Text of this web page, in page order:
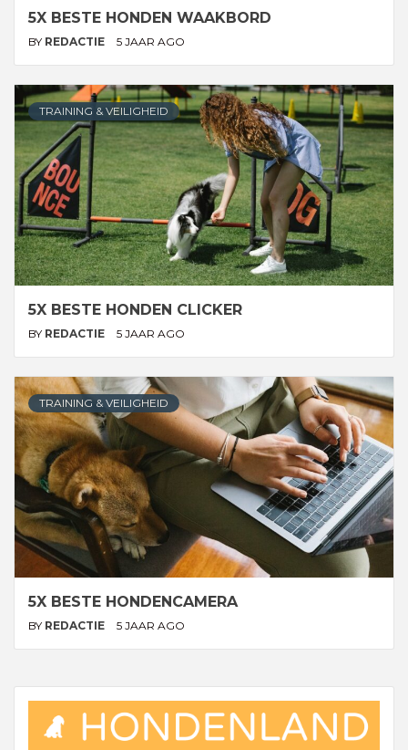
5X BESTE HONDEN WAAKBORD
BY REDACTIE 5 JAAR AGO
TRAINING & VEILIGHEID
5X BESTE HONDEN CLICKER
BY REDACTIE 5 JAAR AGO
TRAINING & VEILIGHEID
5X BESTE HONDENCAMERA
BY REDACTIE 5 JAAR AGO